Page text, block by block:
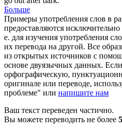
Больше
Примеры употребления слов в
предоставляются
е. для изучения употребления
их перевода на другой. Все
из открытых источников с
основе двуязычных данных.
орфографическую,
оригинале или переводе,
проблеме" или напишите нам
Ваш текст переведен частично.
Вы можете переводить не более